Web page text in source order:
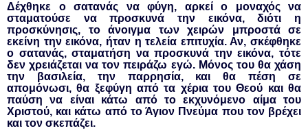
Δέχθηκε ο σατανάς να φύγη, αρκεί ο μοναχός να
σταματούσε να προσκυνά την εικόνα, διότι η
προσκύνησις, το άνοιγμα των χειρών μπροστά σε
εκείνη την εικόνα, ήταν η τελεία επιτυχία. Αν, σκέφθηκε
ο σατανάς, σταματήση να προσκυνά την εικόνα, τότε
δεν χρειάζεται να τον πειράζω εγώ. Μόνος του θα χάση
την βασιλεία, την παρρησία, και θα πέση σε
απομόνωσι, θα ξεφύγη από τα χέρια του Θεού και θα
παύση να είναι κάτω από το εκχυνόμενο αίμα του
Χριστού, και κάτω από το Άγιον Πνεύμα που τον βρέχει
και τον σκεπάζει.